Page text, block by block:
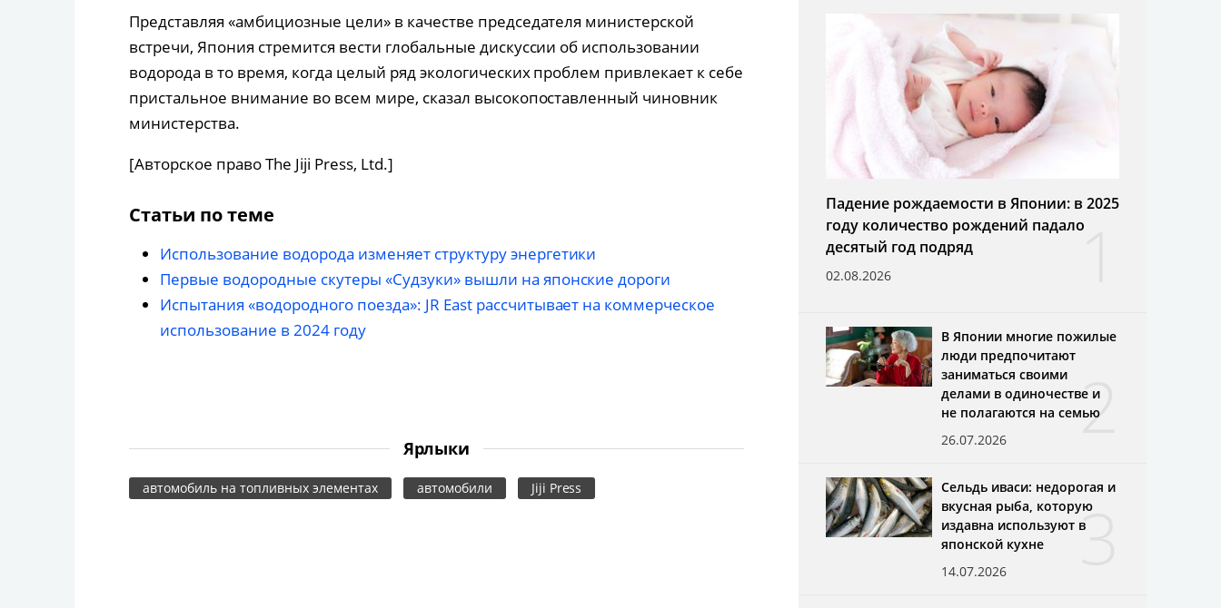
Представляя «амбициозные цели» в качестве председателя министерской
встречи, Япония стремится вести глобальные дискуссии об использовании
водорода в то время, когда целый ряд экологических проблем привлекает к себе
пристальное внимание во всем мире, сказал высокопоставленный чиновник
министерства.
[Авторское право The Jiji Press, Ltd.]
Статьи по теме
Использование водорода изменяет структуру энергетики
Первые водородные скутеры «Судзуки» вышли на японские дороги
Испытания «водородного поезда»: JR East рассчитывает на коммерческое
использование в 2024 году
Ярлыки
автомобиль на топливных элементах автомобили Jiji Press
1
Падение рождаемости в Японии: в 2025
году количество рождений падало
десятый год подряд
02.08.2026
2
В Японии многие пожилые
люди предпочитают
заниматься своими
делами в одиночестве и
не полагаются на семью
26.07.2026
3
Сельдь иваси: недорогая и
вкусная рыба, которую
издавна используют в
японской кухне
14.07.2026